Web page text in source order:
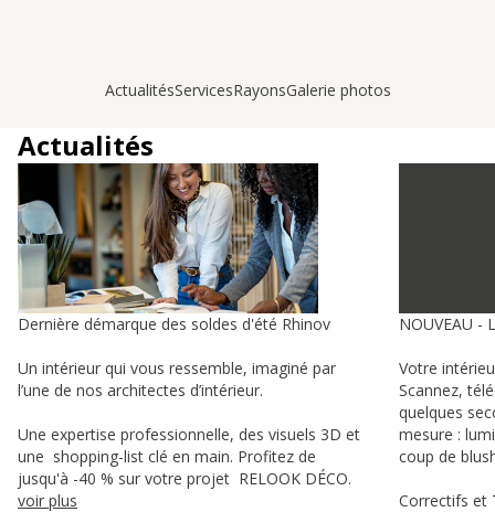
ActualitésServicesRayonsGalerie photos
Actualités
Dernière démarque des soldes d'été Rhinov
Un intérieur qui vous ressemble, imaginé par
l’une de nos architectes d’intérieur.
Une expertise professionnelle, des visuels 3D et
une shopping-list clé en main. Profitez de
jusqu'à -40 % sur votre projet RELOOK DÉCO.
voir plus
NOUVEAU -
Votre
Scannez,
quelques
mesure :
coup de
Correctifs et